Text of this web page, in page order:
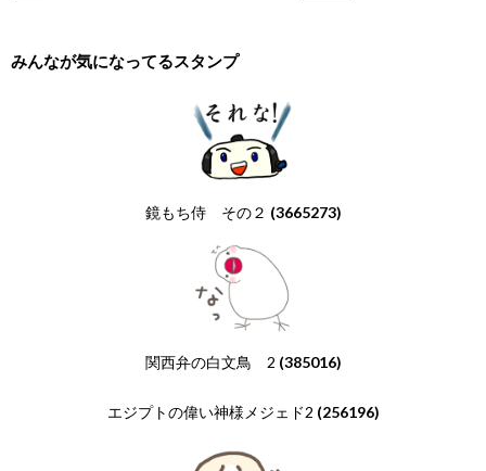
みんなが気になってるスタンプ
鏡もち侍 その２ (3665273)
関西弁の白文鳥 2 (385016)
エジプトの偉い神様メジェド2 (256196)